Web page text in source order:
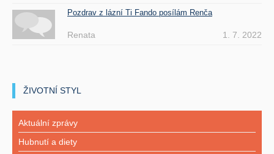
Pozdrav z lázní Ti Fando posílám Renča
Renata 1. 7. 2022
ŽIVOTNÍ STYL
Aktuální zprávy
Hubnutí a diety